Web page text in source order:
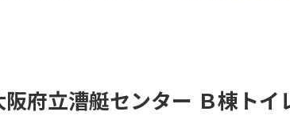
阪府立漕艇センター Ｂ棟ト